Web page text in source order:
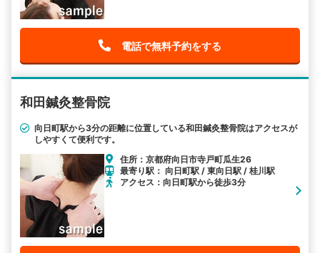
電話で無料予約をする
和田鍼灸整骨院
向日町駅から3分の距離に位置している和田鍼灸整骨院はアクセスが
しやすくて便利です。
住所：京都府向日市寺戸町瓜生26
最寄り駅： 向日町駅 / 東向日駅 / 桂川駅
アクセス：向日町駅から徒歩3分